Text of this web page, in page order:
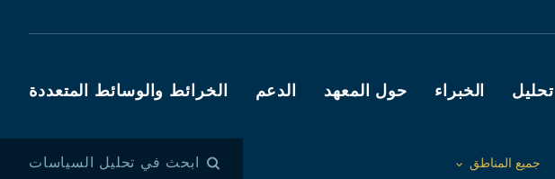
Main navigation
تحليل الخبراء حول المعهد الدعم الخرائط والوسائط المتعددة
Toggle List of
جميع المناطق ابحث في تحليل السياسات